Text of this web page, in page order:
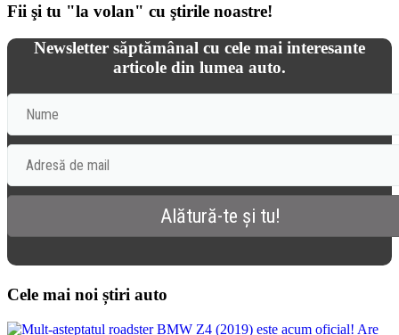
Fii şi tu "la volan" cu ştirile noastre!
Newsletter săptămânal cu cele mai interesante
articole din lumea auto.
Cele mai noi știri auto